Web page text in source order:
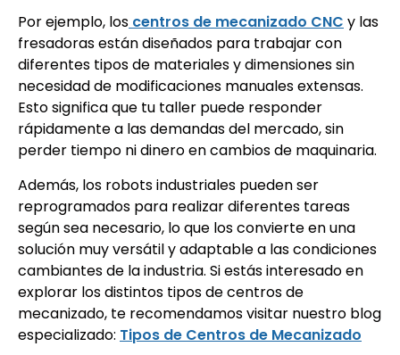
Por ejemplo, los centros de mecanizado CNC y las
fresadoras están diseñados para trabajar con
diferentes tipos de materiales y dimensiones sin
necesidad de modificaciones manuales extensas.
Esto significa que tu taller puede responder
rápidamente a las demandas del mercado, sin
perder tiempo ni dinero en cambios de maquinaria.
Además, los robots industriales pueden ser
reprogramados para realizar diferentes tareas
según sea necesario, lo que los convierte en una
solución muy versátil y adaptable a las condiciones
cambiantes de la industria. Si estás interesado en
explorar los distintos tipos de centros de
mecanizado, te recomendamos visitar nuestro blog
especializado: Tipos de Centros de Mecanizado